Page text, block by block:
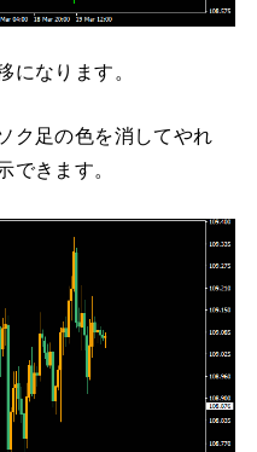
になります。
ク足の色を消してやれ
できます。